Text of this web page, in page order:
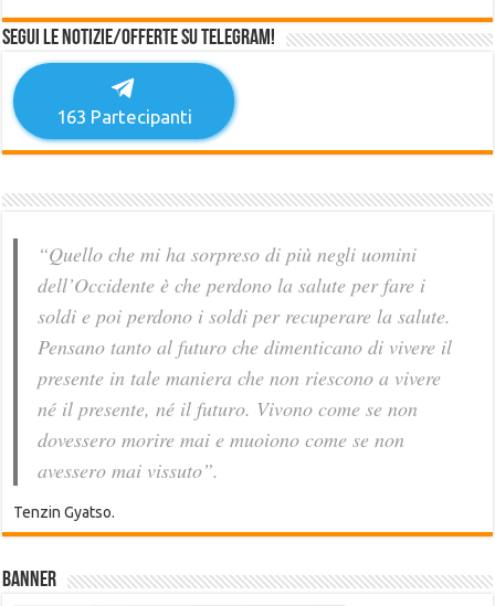
Segui le notizie/offerte su Telegram!
163 Partecipanti
“Quello che mi ha sorpreso di più negli uomini
dell’Occidente è che perdono la salute per fare i
soldi e poi perdono i soldi per recuperare la salute.
Pensano tanto al futuro che dimenticano di vivere il
presente in tale maniera che non riescono a vivere
né il presente, né il futuro. Vivono come se non
dovessero morire mai e muoiono come se non
avessero mai vissuto”.
Tenzin Gyatso.
Banner